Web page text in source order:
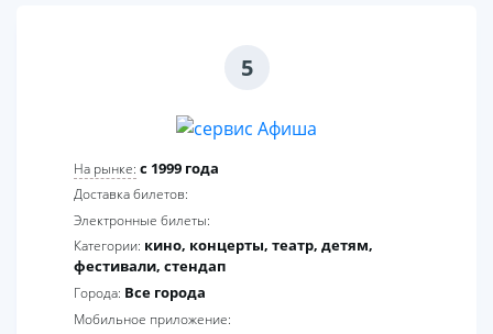
5
На рынке: c 1999 года
Доставка билетов:
Электронные билеты:
Категории: кино, концерты, театр, детям,
фестивали, стендап
Города: Все города
Мобильное приложение: